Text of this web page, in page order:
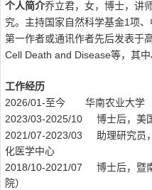
个人简介乔立君，女，博士，讲
究。主持国家自然科学基金1 项、
第一作者或通讯作者先后发表于
Cell Death and Disease等，其中
工作经历
2026/01-至今 华南农业大学
2023/03-2025/10 博士后，美
2021/07-2023/03 助理研究员
化医学中心
2018/10-2021/07 博士后，暨
院）